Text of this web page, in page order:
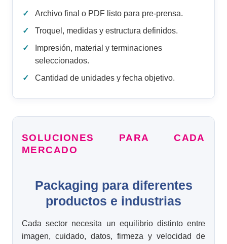
Archivo final o PDF listo para pre-prensa.
Troquel, medidas y estructura definidos.
Impresión, material y terminaciones
seleccionados.
Cantidad de unidades y fecha objetivo.
SOLUCIONES PARA CADA
MERCADO
Packaging para diferentes
productos e industrias
Cada sector necesita un equilibrio distinto entre
imagen, cuidado, datos, firmeza y velocidad de